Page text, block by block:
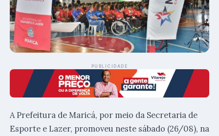
PUBLICIDADE
A Prefeitura de Maricá, por meio da Secretaria de
Esporte e Lazer, promoveu neste sábado (26/08), na